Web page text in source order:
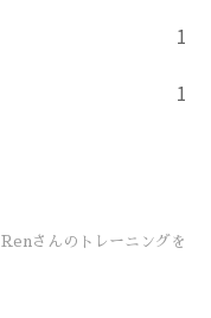
1
1
Renさんのトレーニングを